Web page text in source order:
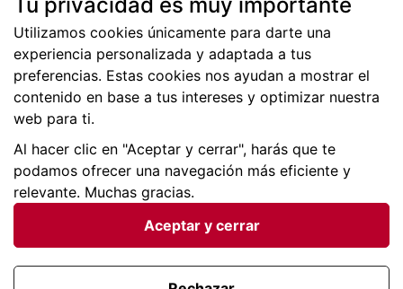
Más de 2 millones de descargas
Condiciones generales |Privacidad de datos | Política
Utilizamos cookies únicamente para darte una
experiencia personalizada y adaptada a tus
preferencias. Estas cookies nos ayudan a mostrar el
contenido en base a tus intereses y optimizar nuestra
web para ti.
Al hacer clic en "Aceptar y cerrar", harás que te
podamos ofrecer una navegación más eficiente y
relevante. Muchas gracias.
Aceptar y cerrar